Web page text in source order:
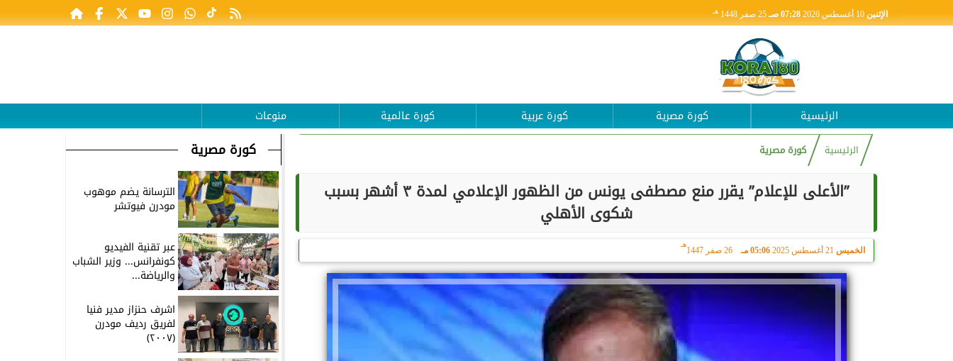
الإثنين 07:28 صـ 25 صفر 1448 هـ
الرئيسية كورة مصرية كورة عربية كورة عالمية منوعات
الرئيسية كورة مصرية
”الأعلى للإعلام” يقرر منع مصطفى يونس من الظهور الإعلامي لمدة ٣ أشهر بسبب
شكوى الأهلي
الخميس 05:06 مـ 26 صفر 1447
هـ
كورة مصرية
الترسانة يضم موهوب
مودرن فيوتشر
عبر تقنية الفيديو
كونفرانس... وزير الشباب
والرياضة...
اشرف حنزاز مدير فنيا
لفريق رديف مودرن
(٢٠٠٧)